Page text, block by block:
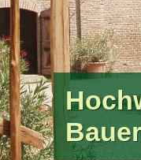
Sich
fit
In
der
Ein